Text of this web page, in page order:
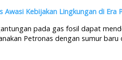
Awasi Kebijakan Lingkungan di Era
pada gas fosil dapat
Petronas dengan sumur baru